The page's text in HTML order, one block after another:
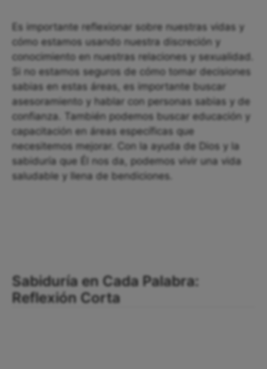
Es importante reflexionar sobre nuestras vidas y
cómo estamos usando nuestra discreción y
conocimiento en nuestras relaciones y sexualidad.
Si no estamos seguros de cómo tomar decisiones
sabias en estas áreas, es importante buscar
asesoramiento y hablar con personas sabias y de
confianza. También podemos buscar educación y
capacitación en áreas específicas que
necesitemos mejorar. Con la ayuda de Dios y la
sabiduría que Él nos da, podemos vivir una vida
saludable y llena de bendiciones.
Sabiduría en Cada Palabra:
Reflexión Corta